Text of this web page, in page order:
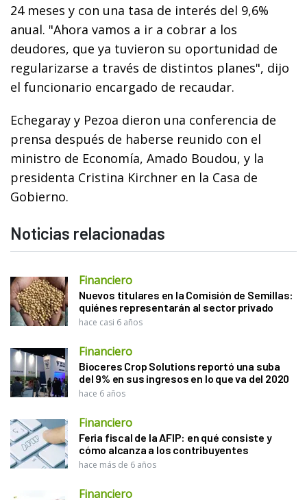
24 meses y con una tasa de interés del 9,6%
anual. "Ahora vamos a ir a cobrar a los
deudores, que ya tuvieron su oportunidad de
regularizarse a través de distintos planes", dijo
el funcionario encargado de recaudar.
Echegaray y Pezoa dieron una conferencia de
prensa después de haberse reunido con el
ministro de Economía, Amado Boudou, y la
presidenta Cristina Kirchner en la Casa de
Gobierno.
Noticias relacionadas
Financiero
Nuevos titulares en la Comisión de Semillas:
quiénes representarán al sector privado
hace casi 6 años
Financiero
Bioceres Crop Solutions reportó una suba
del 9% en sus ingresos en lo que va del 2020
hace 6 años
Financiero
Feria fiscal de la AFIP: en qué consiste y
cómo alcanza a los contribuyentes
hace más de 6 años
Financiero